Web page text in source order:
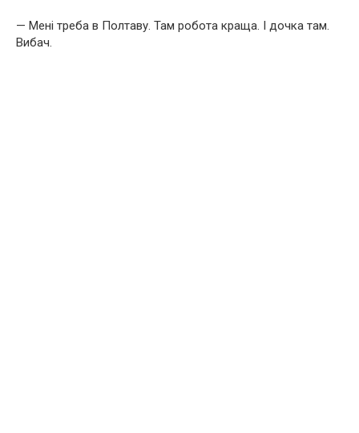
— Мені треба в Полтаву. Там робота краща. І дочка там.
Вибач.